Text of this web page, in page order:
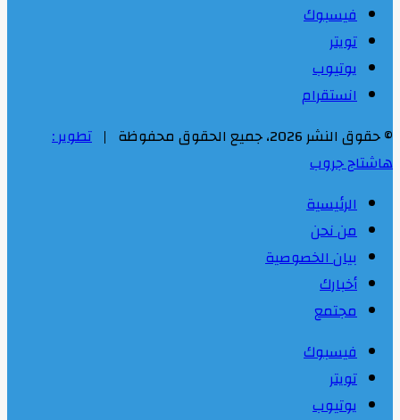
فيسبوك
تويتر
يوتيوب
انستقرام
© حقوق النشر 2026، جميع الحقوق محفوظة |
تطوير :
هاشتاج جروب
الرئيسية
من نحن
بيان الخصوصية
أخبارك
مجتمع
فيسبوك
تويتر
يوتيوب